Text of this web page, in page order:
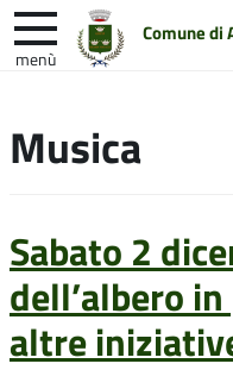
Comune di
menù
sito
Musica
Sabato 2
dell’albero
altre